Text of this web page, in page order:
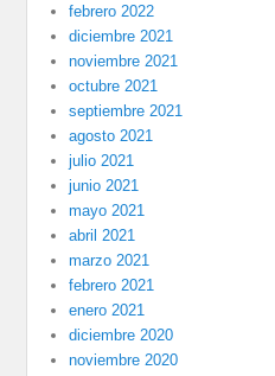
febrero 2022
diciembre 2021
noviembre 2021
octubre 2021
septiembre 2021
agosto 2021
julio 2021
junio 2021
mayo 2021
abril 2021
marzo 2021
febrero 2021
enero 2021
diciembre 2020
noviembre 2020